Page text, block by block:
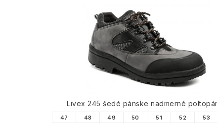
Livex 245 šedé pánske nadmerné
47 48 49 50 51 52 53